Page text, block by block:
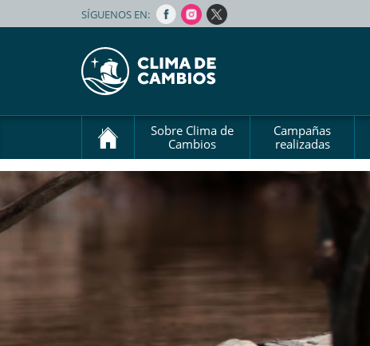
SÍGUENOS EN:
Sobre Clima de
Cambios
Campañas
realizadas